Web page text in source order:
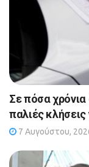
Σε πόσα
παλιές
7 Αυγούστου,